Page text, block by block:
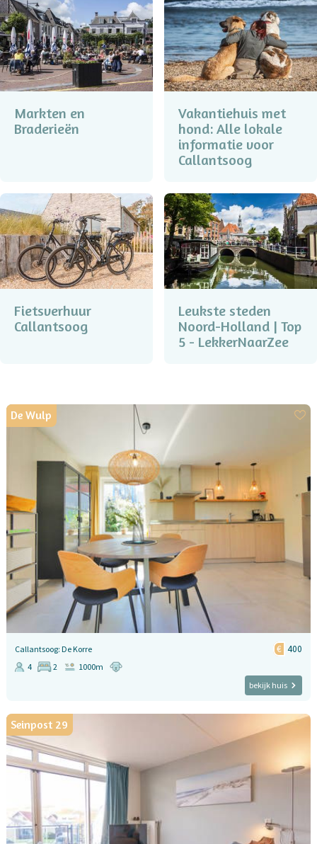
Controleer de museum-website op openingstijden,
tarieven, eventuele reservering of begeleide tours.
Voor kinderen: eventueel een kleine activiteit of
speurtocht vooraf afspreken zodat ze enthousiast
blijven.
Markten en
Braderieën
Vakantiehuis met
hond: Alle lokale
informatie voor
Callantsoog
Fietsverhuur
Callantsoog
Leukste steden
Noord-Holland | Top
5 - LekkerNaarZee
De Wulp
Callantsoog: De Korre 400
4 2
1000m
bekijk huis
Seinpost 29